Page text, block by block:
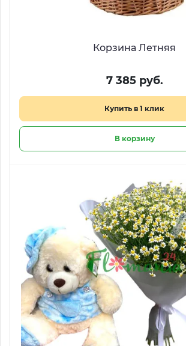
Корзина Летняя
7 385 руб.
Купить в 1 клик
В корзину